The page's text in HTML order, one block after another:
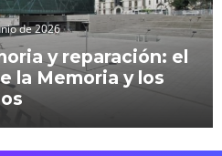
de 2026
y reparación: el
la Memoria y los